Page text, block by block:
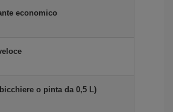
economico
o pinta da 0,5 L)